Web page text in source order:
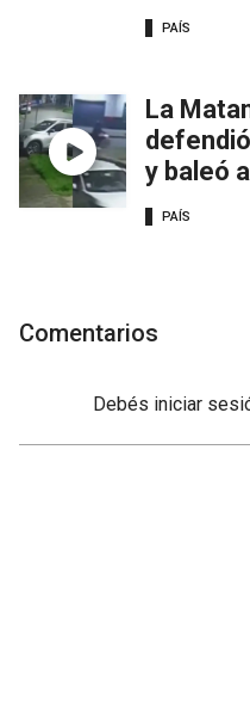
PAÍS
La
y baleó
PAÍS
Comentarios
Debés iniciar